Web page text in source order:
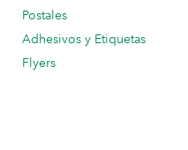
Postales
Adhesivos y Etiquetas
Flyers